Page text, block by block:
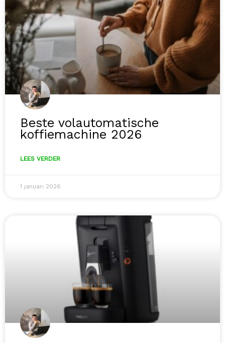
Beste volautomatische
koffiemachine 2026
LEES VERDER
1 januari 2026